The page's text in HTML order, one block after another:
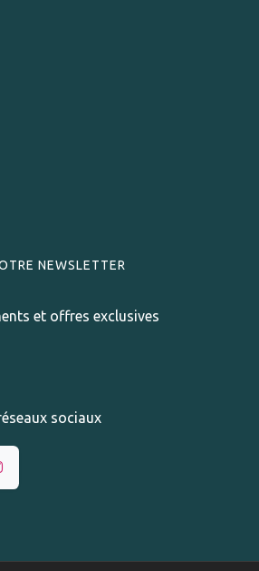
NEWSLETTER
et offres exclusives
sociaux